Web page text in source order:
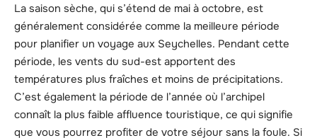
La saison sèche, qui s’étend de mai à octobre, est
généralement considérée comme la meilleure période
pour planifier un voyage aux Seychelles. Pendant cette
période, les vents du sud-est apportent des
températures plus fraîches et moins de précipitations.
C’est également la période de l’année où l’archipel
connaît la plus faible affluence touristique, ce qui signifie
que vous pourrez profiter de votre séjour sans la foule. Si